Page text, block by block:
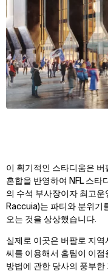
이 획기적인 스타디움은
혼합을 반영하여 NFL 스타
의 수석 부사장이자 최고
Raccuia)는 파티와 분위기
오는 것을 상상했습니다.
실제로 이곳은 버팔로 지
씨를 이용해서 홈팀이 이
방법에 관한 당사의 풍부